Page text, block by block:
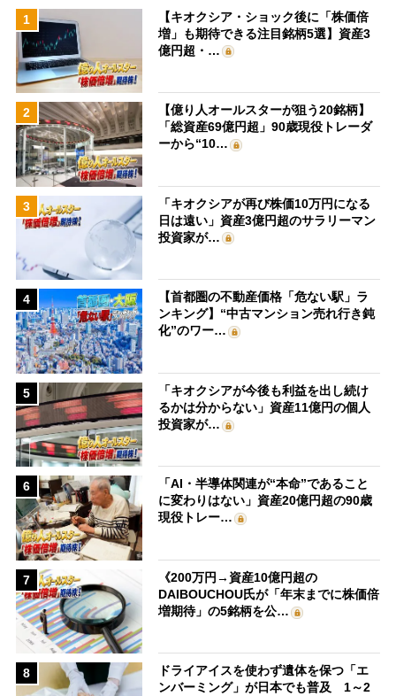
1
【キオクシア・ショック後に「株価倍
増」も期待できる注目銘柄5選】資産3
億円超・…
2
【億り人オールスターが狙う20銘柄】
「総資産69億円超」90歳現役トレーダ
ーから“10…
3
「キオクシアが再び株価10万円になる
日は遠い」資産3億円超のサラリーマン
投資家が…
4
【首都圏の不動産価格「危ない駅」ラ
ンキング】“中古マンション売れ行き鈍
化”のワー…
5
「キオクシアが今後も利益を出し続け
るかは分からない」資産11億円の個人
投資家が…
6
「AI・半導体関連が“本命”であること
に変わりはない」資産20億円超の90歳
現役トレー…
7
《200万円→資産10億円超の
DAIBOUCHOU氏が「年末までに株価倍
増期待」の5銘柄を公…
8
ドライアイスを使わず遺体を保つ「エ
ンバーミング」が日本でも普及 1～2